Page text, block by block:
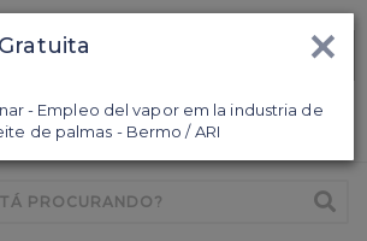
Ligamos para Você ×